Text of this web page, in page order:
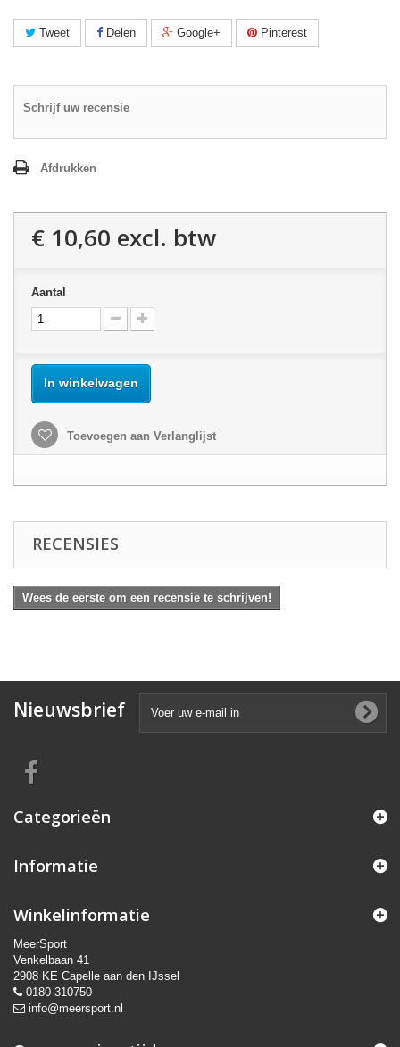
Tweet Delen Google+ Pinterest
Schrijf uw recensie
Afdrukken
€ 10,60 excl. btw
Aantal
In winkelwagen
Toevoegen aan Verlanglijst
RECENSIES
Wees de eerste om een recensie te schrijven!
Nieuwsbrief
Categorieën
Informatie
Winkelinformatie
MeerSport
Venkelbaan 41
2908 KE Capelle aan den IJssel
0180-310750
info@meersport.nl